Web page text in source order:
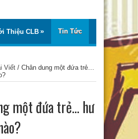
Thiệu CLB Tin Tức
Sẻ Thơ – Truyện
Thiếu Nhi EcoCamp
Viết / Chân dung một đứa trẻ…
một đứa trẻ… hư